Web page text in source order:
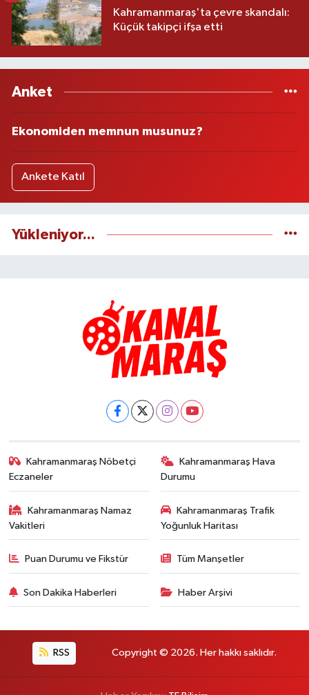
Kahramanmaraş'ta çevre skandalı:
Küçük takipçi ifşa etti
Anket
Ekonomiden memnun musunuz?
Ankete Katıl
Yükleniyor...
Kahramanmaraş Nöbetçi
Eczaneler
Kahramanmaraş Hava
Durumu
Kahramanmaraş Namaz
Vakitleri
Kahramanmaraş Trafik
Yoğunluk Haritası
Puan Durumu ve Fikstür Tüm Manşetler
Son Dakika Haberleri Haber Arşivi
RSS Copyright © 2026. Her hakkı saklıdır.